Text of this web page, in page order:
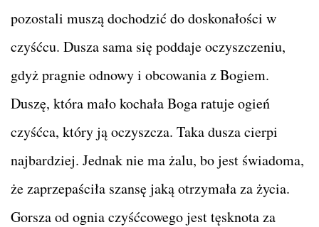
pozostali muszą dochodzić do doskonałości w
czyśćcu. Dusza sama się poddaje oczyszczeniu,
gdyż pragnie odnowy i obcowania z Bogiem.
Duszę, która mało kochała Boga ratuje ogień
czyśćca, który ją oczyszcza. Taka dusza cierpi
najbardziej. Jednak nie ma żalu, bo jest świadoma,
że zaprzepaściła szansę jaką otrzymała za życia.
Gorsza od ognia czyśćcowego jest tęsknota za